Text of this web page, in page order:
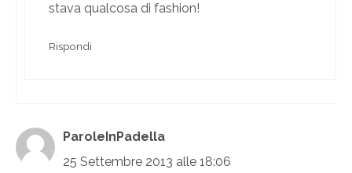
stava qualcosa di fashion!
Rispondi
ParoleInPadella
25 Settembre 2013 alle 18:06